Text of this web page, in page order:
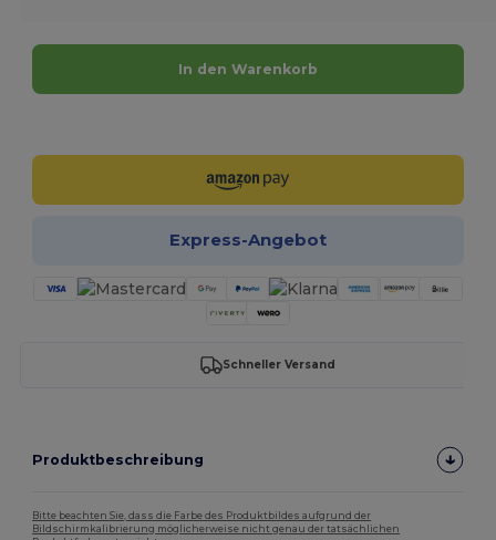
In den Warenkorb
Express-Angebot
Schneller Versand
Produktbeschreibung
Bitte beachten Sie, dass die Farbe des Produktbildes aufgrund der
Bildschirmkalibrierung möglicherweise nicht genau der tatsächlichen